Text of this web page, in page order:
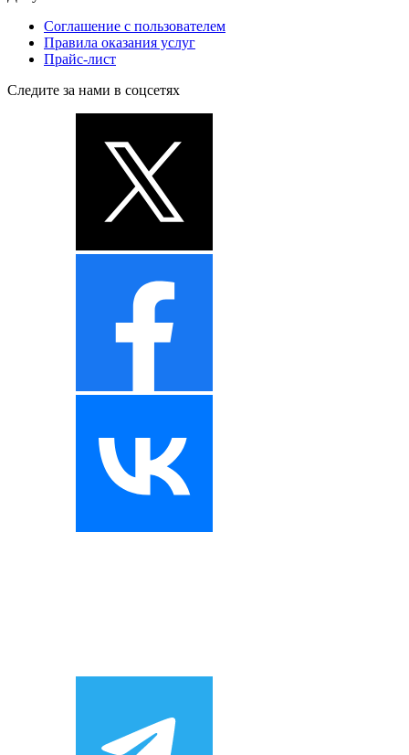
Соглашение с пользователем
Правила оказания услуг
Прайс-лист
Следите за нами в соцсетях